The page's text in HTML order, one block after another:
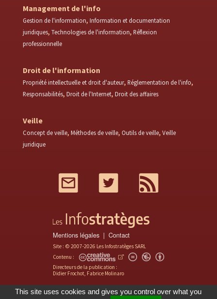
Management de l'info
Gestion de l'information Information et documentation
juridiques Technologies de l'information Réflexion
professionnelle
Droit de l'information
Propriété intellectuelle et droit d'auteur Réglementation de l'info
Responsabilités Droit de l'Internet Droit des affaires
Veille
Concept de veille Méthodes de veille Outils de veille Veille
juridique
Twitter
Mentions légales Contact
Site : © 2007-2026 Les Infostratèges SARL
Contenu :
Directeurs de la publication :
Didier Frochot, Fabrice Molinaro
This site uses cookies and gives you control over what you